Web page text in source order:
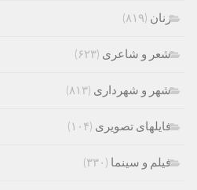
زنان (۸۱۹)
شعر و شاعری (۶۲۳)
شهر و شهرداری (۸۱۳)
فایلهای تصویری (۱۰۴)
فیلم و سینما (۳۳۰)